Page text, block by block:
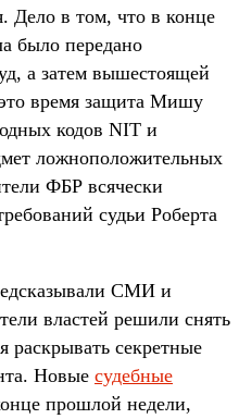
Дело в том, что в конце
было передано
а затем вышестоящей
время защита Мишу
кодов NIT и
ложноположительных
ФБР всячески
судьи Роберта
СМИ и
властей решили снять
секретные
Новые судебные
прошлой недели,